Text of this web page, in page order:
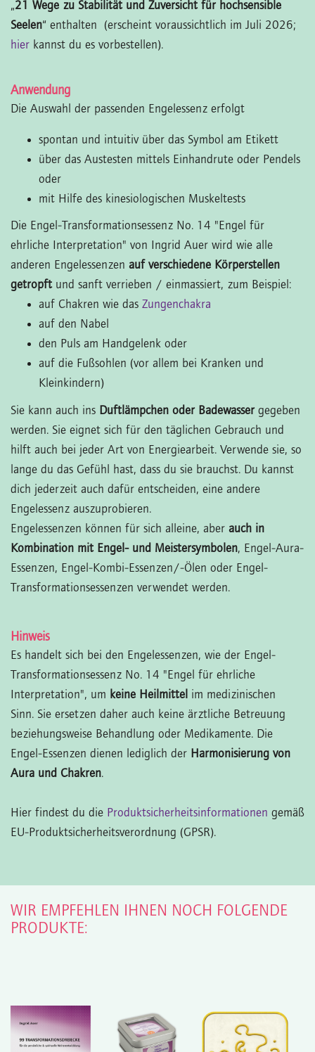
„21 Wege zu Stabilität und Zuversicht für hochsensible
Seelen“ enthalten (erscheint voraussichtlich im Juli 2026;
hier kannst du es vorbestellen).
Anwendung
Die Auswahl der passenden Engelessenz erfolgt
spontan und intuitiv über das Symbol am Etikett
über das Austesten mittels Einhandrute oder Pendels
oder
mit Hilfe des kinesiologischen Muskeltests
Die Engel-Transformationsessenz No. 14 "Engel für
ehrliche Interpretation" von Ingrid Auer wird wie alle
anderen Engelessenzen auf verschiedene Körperstellen
getropft und sanft verrieben / einmassiert, zum Beispiel:
auf Chakren wie das Zungenchakra
auf den Nabel
den Puls am Handgelenk oder
auf die Fußsohlen (vor allem bei Kranken und
Kleinkindern)
Sie kann auch ins Duftlämpchen oder Badewassergegeben
werden. Sie eignet sich für den täglichen Gebrauch und
hilft auch bei jeder Art von Energiearbeit. Verwende sie, so
lange du das Gefühl hast, dass du sie brauchst. Du kannst
dich jederzeit auch dafür entscheiden, eine andere
Engelessenz auszuprobieren.
Engelessenzen können für sich alleine, aber auch in
Kombination mit Engel- und Meistersymbolen, Engel-Aura-
Essenzen, Engel-Kombi-Essenzen/-Ölen oder Engel-
Transformationsessenzen verwendet werden.
Hinweis
Es handelt sich bei den Engelessenzen, wie der Engel-
Transformationsessenz No. 14 "Engel für ehrliche
Interpretation", um keine Heilmittel im medizinischen
Sinn. Sie ersetzen daher auch keine ärztliche Betreuung
beziehungsweise Behandlung oder Medikamente. Die
Engel-Essenzen dienen lediglich der Harmonisierung von
Aura und Chakren.
Hier findest du die Produktsicherheitsinformationen gemäß
EU-Produktsicherheitsverordnung (GPSR).
WIR EMPFEHLEN IHNEN NOCH FOLGENDE
PRODUKTE: